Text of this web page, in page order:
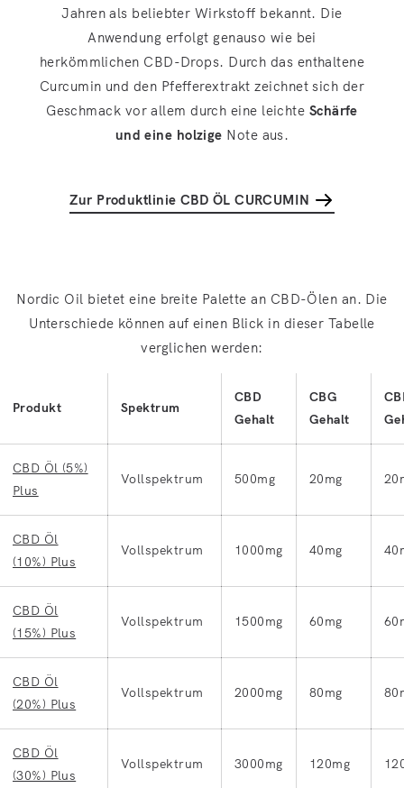
Jahren als beliebter Wirkstoff bekannt. Die
Anwendung erfolgt genauso wie bei
herkömmlichen CBD-Drops. Durch das enthaltene
Curcumin und den Pfefferextrakt zeichnet sich der
Geschmack vor allem durch eine leichte Schärfe
und eine holzige Note aus.
Zur Produktlinie CBD ÖL CURCUMIN
Nordic Oil bietet eine breite Palette an CBD-Ölen an. Die
Unterschiede können auf einen Blick in dieser Tabelle
verglichen werden:
Produkt Spektrum
CBD
Gehalt
CBG
Gehalt
CBD Öl (5%)
Plus
Vollspektrum 500mg 20mg
CBD Öl
(10%) Plus
Vollspektrum 1000mg 40mg
CBD Öl
(15%) Plus
Vollspektrum 1500mg 60mg
CBD Öl
(20%) Plus
Vollspektrum 2000mg 80mg
CBD Öl
(30%) Plus
Vollspektrum 3000mg 120mg